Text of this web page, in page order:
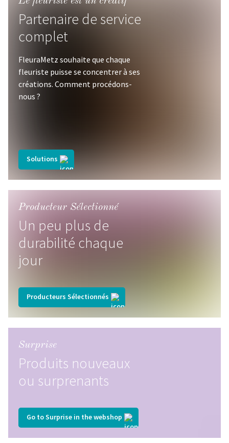
Partenaire de service
complet
FleuraMetz souhaite que chaque
fleuriste puisse se concentrer à ses
créations. Comment procédons-
nous ?
Solutions
Un peu plus de
durabilité chaque
jour
Producteur Sélectionné
Producteurs Sélectionnés
Produits nouveaux
ou surprenants
Surprise
Go to Surprise in the webshop